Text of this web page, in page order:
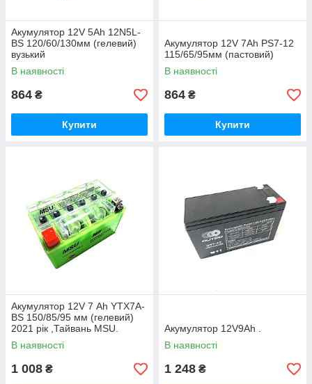
Акумулятор 12V 5Аһ 12N5L-
BS 120/60/130мм (гелевий)
вузький
В наявності
864 ₴
Купити
Акумулятор 12V 7Ah PS7-12
115/65/95мм (пастовий)
В наявності
864 ₴
Купити
Акумулятор 12V 7 Аһ YTX7A-
BS 150/85/95 мм (гелевий)
2021 рік ,Тайвань MSU.
В наявності
1 008 ₴
Акумулятор 12V9Ah .
В наявності
1 248 ₴